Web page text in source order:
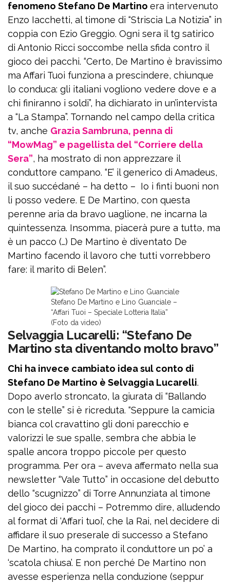
fenomeno Stefano De Martino era intervenuto
Enzo Iacchetti, al timone di “Striscia La Notizia” in
coppia con Ezio Greggio. Ogni sera il tg satirico
di Antonio Ricci soccombe nella sfida contro il
gioco dei pacchi. “Certo, De Martino è bravissimo
ma Affari Tuoi funziona a prescindere, chiunque
lo conduca: gli italiani vogliono vedere dove e a
chi finiranno i soldi”, ha dichiarato in un’intervista
a “La Stampa”. Tornando nel campo della critica
tv, anche Grazia Sambruna, penna di
“MowMag” e pagellista del “Corriere della
Sera”, ha mostrato di non apprezzare il
conduttore campano. “E’ il generico di Amadeus,
il suo succédané – ha detto – Io i finti buoni non
li posso vedere. E De Martino, con questa
perenne aria da bravo uaglione, ne incarna la
quintessenza. Insomma, piacerà pure a tuttə, ma
è un pacco (…) De Martino è diventato De
Martino facendo il lavoro che tutti vorrebbero
fare: il marito di Belen”.
Stefano De Martino e Lino Guanciale –
“Affari Tuoi – Speciale Lotteria Italia”
(Foto da video)
Selvaggia Lucarelli: “Stefano De
Martino sta diventando molto bravo”
Chi ha invece cambiato idea sul conto di
Stefano De Martino è Selvaggia Lucarelli.
Dopo averlo stroncato, la giurata di “Ballando
con le stelle” si è ricreduta. “Seppure la camicia
bianca col cravattino gli doni parecchio e
valorizzi le sue spalle, sembra che abbia le
spalle ancora troppo piccole per questo
programma. Per ora – aveva affermato nella sua
newsletter “Vale Tutto” in occasione del debutto
dello “scugnizzo” di Torre Annunziata al timone
del gioco dei pacchi – Potremmo dire, alludendo
al format di ‘Affari tuoi’, che la Rai, nel decidere di
affidare il suo preserale di successo a Stefano
De Martino, ha comprato il conduttore un po’ a
‘scatola chiusa’. E non perché De Martino non
avesse esperienza nella conduzione (seppur